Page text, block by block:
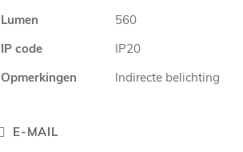
Lumen
560
IP code
IP20
Opmerkingen
Indirecte belichting
E-MAIL